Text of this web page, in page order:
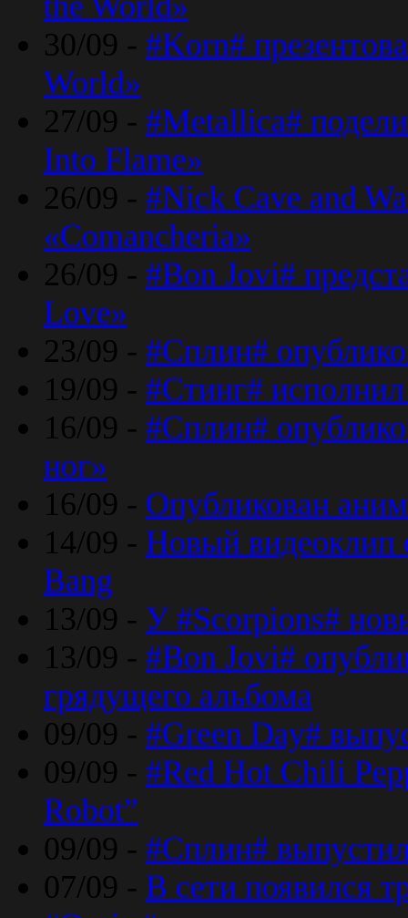
30/09 - #Korn#
World»
27/09 - #Metallica#
Into Flame»
26/09 - #Nick Cave and
«Comancheria»
26/09 - #Bon Jovi#
Love»
23/09 - #Сплин#
19/09 - #Стинг#
16/09 - #Сплин#
ног»
16/09 - Опубликован
14/09 - Новый видеоклип
Bang
13/09 - У #Scorpions#
13/09 - #Bon Jovi#
грядущего альбома
09/09 - #Green Day#
09/09 - #Red Hot Chili
Robot”
09/09 - #Сплин#
07/09 - В сети появился